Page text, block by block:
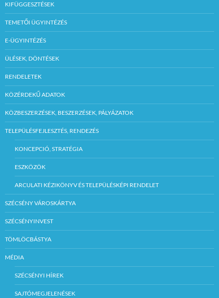
KIFÜGGESZTÉSEK
TEMETŐI ÜGYINTÉZÉS
E-ÜGYINTÉZÉS
ÜLÉSEK, DÖNTÉSEK
RENDELETEK
KÖZÉRDEKŰ ADATOK
KÖZBESZERZÉSEK, BESZERZÉSEK, PÁLYÁZATOK
TELEPÜLÉSFEJLESZTÉS, RENDEZÉS
KONCEPCIÓ, STRATÉGIA
ESZKÖZÖK
ARCULATI KÉZIKÖNYV ÉS TELEPÜLÉSKÉPI RENDELET
SZÉCSÉNY VÁROSKÁRTYA
SZÉCSÉNYINVEST
TÖMLÖCBÁSTYA
MÉDIA
SZÉCSÉNYI HÍREK
SAJTÓMEGJELENÉSEK